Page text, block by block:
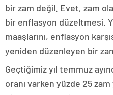
bir zam değil. Evet, zam
bir enflasyon düzeltmesi.
maaşlarını, enflasyon
yeniden düzenleyen bir
Geçtiğimiz yıl temmuz
oranı varken yüzde 25 zam